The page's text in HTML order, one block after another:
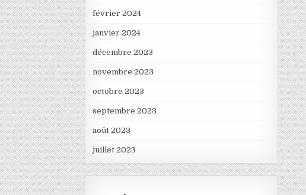
février 2024
janvier 2024
décembre 2023
novembre 2023
octobre 2023
septembre 2023
août 2023
juillet 2023